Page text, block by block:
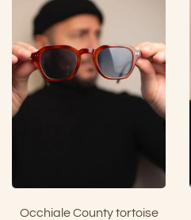
Occhiale County tortoise